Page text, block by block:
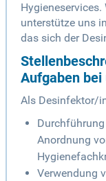
Hygieneservices.
unterstütze uns
das sich der
Aufgaben bei
Als Desinfektor/
Anordnung
Verwendung